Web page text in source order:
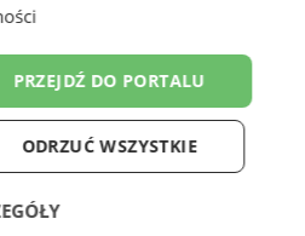
2024.
PRZEJDŹ DO PORTALU
ODRZUĆ WSZYSTKIE